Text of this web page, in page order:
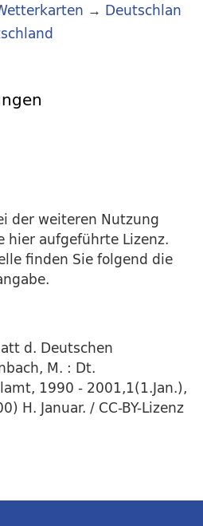
→ Deutschlan
der weiteren Nutzung
hier aufgeführte Lizenz.
finden Sie folgend die
d. Deutschen
M. : Dt.
1990 - 2001,1(1.Jan.),
H. Januar. / CC-BY-Lizenz